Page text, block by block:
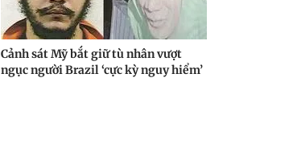
Cảnh sát Mỹ bắt giữ tù nhân vượt
ngục người Brazil ‘cực kỳ nguy hiểm’